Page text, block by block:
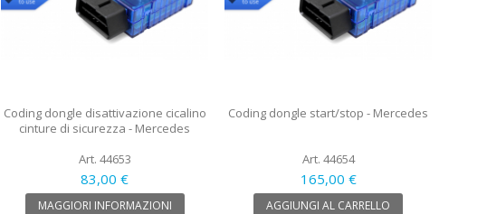
Coding dongle disattivazione cicalino
cinture di sicurezza - Mercedes
Art. 44653
83,00 €
MAGGIORI INFORMAZIONI
Coding dongle start/stop - Mercedes
Art. 44654
165,00 €
AGGIUNGI AL CARRELLO